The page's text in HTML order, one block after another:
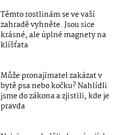
Těmto rostlinám se ve vaší
zahradě vyhněte. Jsou sice
krásné, ale úplné magnety na
klíšťata
Může pronajímatel zakázat v
bytě psa nebo kočku? Nahlídli
jsme do zákona a zjistili, kde je
pravda